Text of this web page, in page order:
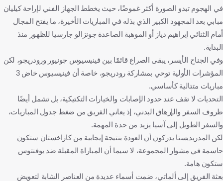
في الهجوم تبدو الصورة أكثر غموضًا، حيث يخطط الجهاز الفني لإراحة كيليان
مبابي بعد المجهود الكبير الذي بذله في المباريات الأخيرة، ما يفتح المجال
أمام الثنائي إبراهيم دياز أو الموهبة الصاعدة جونزالو جارسيا للظهور منذ
البداية.
وفي الجناح الأيسر، يبقى الصراع قائمًا بين فينيسيوس جونيور ورودريجو، لكن
المؤشرات الأولية توحي بمشاركة رودريجو، خاصة أن فينيسيوس خاض 3
مباريات متتالية كأساسي.
التحديات لا تقف عند حدود الإصابات والخيارات التكتيكية، بل تشمل أيضًا
ظروف السفر والإرهاق البدني، إذ يعاني الفريق من ضغط جدول المباريات،
والسفر الطويل إلى آسيا يزيد من حدة المهمة.
لكن المدريديستا يدركون أن العودة بنتيجة إيجابية من كازاخستان ستكون
حاسمة في مشوار المجموعة، لا سيما أن المباراة المقبلة ضد يوفنتوس
ستكون هامة.
بعثة الفريق إلى ألماتي، ضمت أسماء عديدة من العناصر الشابة لتعويض